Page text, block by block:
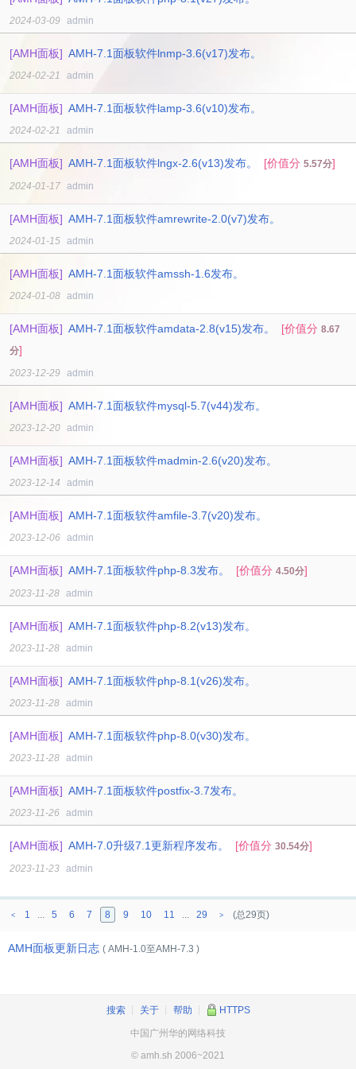
2024-03-09 admin
[AMH面板] AMH-7.1面板软件lnmp-3.6(v17)发布。
2024-02-21 admin
[AMH面板] AMH-7.1面板软件lamp-3.6(v10)发布。
2024-02-21 admin
[AMH面板] AMH-7.1面板软件lngx-2.6(v13)发布。 [价值分 5.57分]
2024-01-17 admin
[AMH面板] AMH-7.1面板软件amrewrite-2.0(v7)发布。
2024-01-15 admin
[AMH面板] AMH-7.1面板软件amssh-1.6发布。
2024-01-08 admin
[AMH面板] AMH-7.1面板软件amdata-2.8(v15)发布。 [价值分 8.67
分]
2023-12-29 admin
[AMH面板] AMH-7.1面板软件mysql-5.7(v44)发布。
2023-12-20 admin
[AMH面板] AMH-7.1面板软件madmin-2.6(v20)发布。
2023-12-14 admin
[AMH面板] AMH-7.1面板软件amfile-3.7(v20)发布。
2023-12-06 admin
[AMH面板] AMH-7.1面板软件php-8.3发布。 [价值分 4.50分]
2023-11-28 admin
[AMH面板] AMH-7.1面板软件php-8.2(v13)发布。
2023-11-28 admin
[AMH面板] AMH-7.1面板软件php-8.1(v26)发布。
2023-11-28 admin
[AMH面板] AMH-7.1面板软件php-8.0(v30)发布。
2023-11-28 admin
[AMH面板] AMH-7.1面板软件postfix-3.7发布。
2023-11-26 admin
[AMH面板] AMH-7.0升级7.1更新程序发布。 [价值分 30.54分]
2023-11-23 admin
< 1 ... 5 6 7 8 9 10 11 ... 29 > (总29页)
AMH面板更新日志 ( AMH-1.0至AMH-7.3 )
搜索┊ 关于┊ 帮助 HTTPS
中国广州华的网络科技
© amh.sh 2006~2021